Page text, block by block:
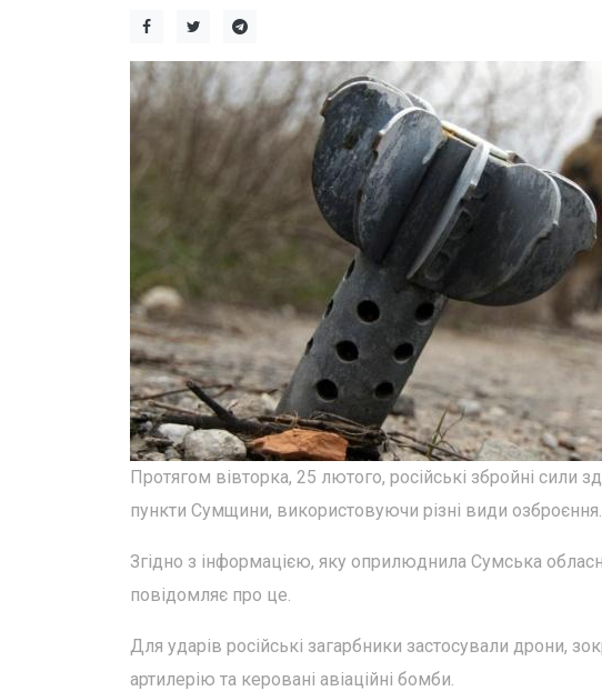
Протягом вівторка, 25 лютого, російські збройні сили
пункти Сумщини, використовуючи різні види
Згідно з інформацією, яку оприлюднила Сумська
повідомляє про це.
Для ударів російські загарбники застосували дрони,
артилерію та керовані авіаційні бомби.